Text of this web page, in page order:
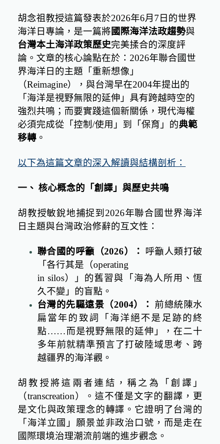
胡念祖教授這篇發表於2026年6月 7日的世界
海洋日專論，是一篇將國際海洋法政趨勢與
台灣本土海洋政策歷史完美揉合的深度評
論。文章的核心論點在於： 2026年聯合國世
界海洋日的主題「重新想像」
（Reimagine），與台灣早在2004年提出的
「海洋是視野無限的延伸」具有跨越時空的
強烈共鳴；而要實踐這個新關係，現代海權
必須完成從「控制 /使用」到「保育」的典範
移轉 。
以下為這篇文章的深入解讀與結構剖析：
一、 核心概念的「創譯」與歷史共鳴
胡教授敏銳地捕捉到 2026年聯合國世界海洋
日主題與台灣政治修辭的互文性：
聯合國的呼籲（2026）：
呼籲人類打破
「各行其是（operating
in silos）」的舊習與「海為人所用、恆
久不變」的盲點。
台灣的先驅遠景（2004）：
前總統陳水
扁當年的致詞「海洋絕不是足跡的終
點……而是視野無限的延伸」，在二十
多年前就精準預言了打破陸域思考、跨
越疆界的海洋觀。
胡教授將這兩者連結，稱之為「創譯」
（transcreation）。這不僅是文字的翻譯，更
是文化與政策理念的轉譯。它證明了台灣的
「海洋立國」願景並非政治口號，而是走在
國際環境治理潮流前端的進步觀念。